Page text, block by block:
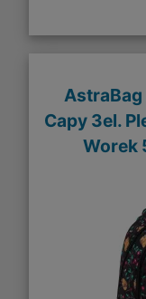
Capy 3el.
Worek